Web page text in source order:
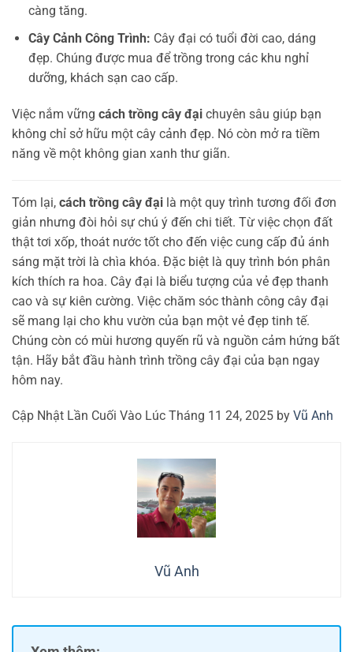
càng tăng.
Cây Cảnh Công Trình: Cây đại có tuổi đời cao, dáng
đẹp. Chúng được mua để trồng trong các khu nghỉ
dưỡng, khách sạn cao cấp.
Việc nắm vững cách trồng cây đại chuyên sâu giúp bạn
không chỉ sở hữu một cây cảnh đẹp. Nó còn mở ra tiềm
năng về một không gian xanh thư giãn.
Tóm lại, cách trồng cây đại là một quy trình tương đối đơn
giản nhưng đòi hỏi sự chú ý đến chi tiết. Từ việc chọn đất
thật tơi xốp, thoát nước tốt cho đến việc cung cấp đủ ánh
sáng mặt trời là chìa khóa. Đặc biệt là quy trình bón phân
kích thích ra hoa. Cây đại là biểu tượng của vẻ đẹp thanh
cao và sự kiên cường. Việc chăm sóc thành công cây đại
sẽ mang lại cho khu vườn của bạn một vẻ đẹp tinh tế.
Chúng còn có mùi hương quyến rũ và nguồn cảm hứng bất
tận. Hãy bắt đầu hành trình trồng cây đại của bạn ngay
hôm nay.
Cập Nhật Lần Cuối Vào Lúc Tháng 11 24, 2025 by Vũ Anh
Vũ Anh